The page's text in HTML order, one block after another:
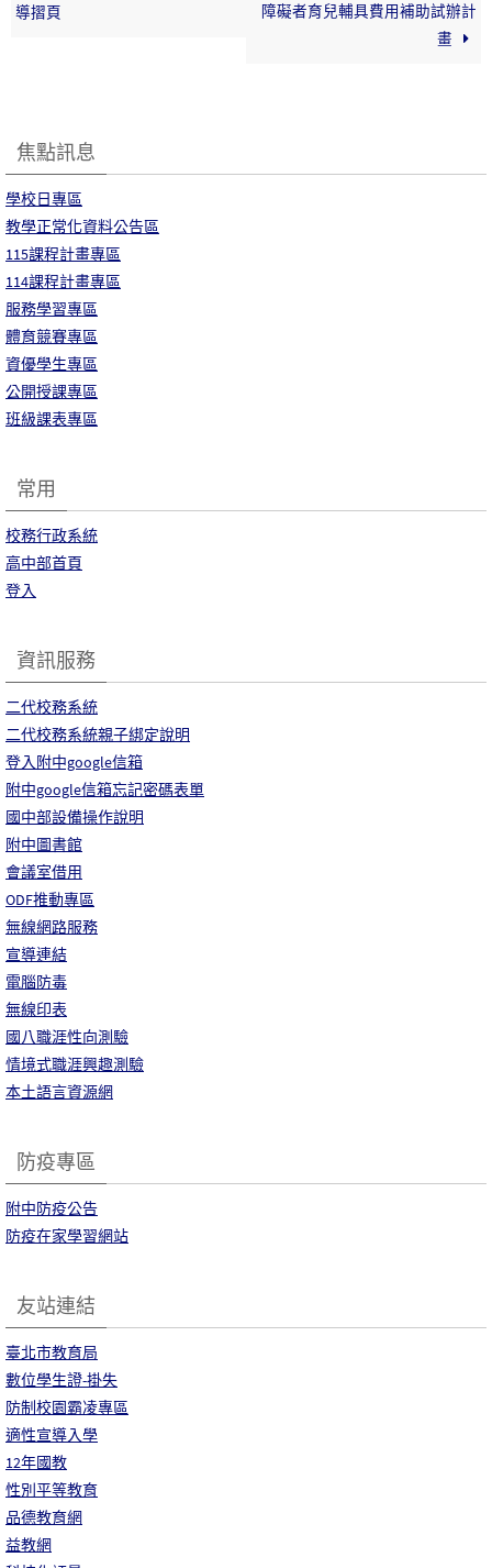
導摺頁
障礙者育兒輔具費用補助試辦計
畫
焦點訊息
學校日專區
教學正常化資料公告區
115課程計畫專區
114課程計畫專區
服務學習專區
體育競賽專區
資優學生專區
公開授課專區
班級課表專區
常用
校務行政系統
高中部首頁
登入
資訊服務
二代校務系統
二代校務系統親子綁定說明
登入附中google信箱
附中google信箱忘記密碼表單
國中部設備操作說明
附中圖書館
會議室借用
ODF推動專區
無線網路服務
宣導連結
電腦防毒
無線印表
國八職涯性向測驗
情境式職涯興趣測驗
本土語言資源網
防疫專區
附中防疫公告
防疫在家學習網站
友站連結
臺北市教育局
數位學生證-掛失
防制校園霸凌專區
適性宣導入學
12年國教
性別平等教育
品德教育網
益教網